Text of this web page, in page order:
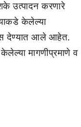
उत्पादन करणारे
केलेल्या
देण्यात आले आहेत.
केलेल्या मागणीप्रमाणे व